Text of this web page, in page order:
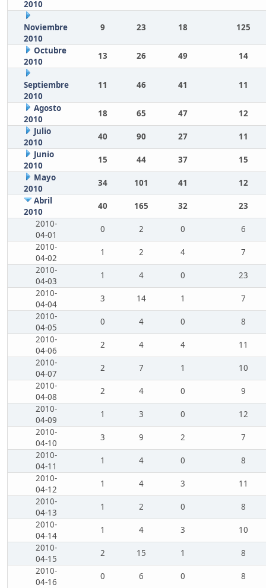
2010
Noviembre
2010
9 23 18 125
Octubre
2010
13 26 49 14
Septiembre
2010
11 46 41 11
Agosto
2010
18 65 47
12
Julio
2010
40 90 27
11
Junio
2010
15 44 37
15
Mayo
2010
34 101 41
12
Abril
2010
40 165 32
23
2010-
04-01
0 2 0
6
2010-
04-02
1 2 4
7
2010-
04-03
1 4 0
23
2010-
04-04
3 14 1
7
2010-
04-05
0 4 0
8
2010-
04-06
2 4 4
11
2010-
04-07
2 7 1
10
2010-
04-08
2 4 0
9
2010-
04-09
1 3 0
12
2010-
04-10
3 9 2
7
2010-
04-11
1 4 0
8
2010-
04-12
1 4 3
11
2010-
04-13
1 2 0
8
2010-
04-14
1 4 3
10
2010-
04-15
2 15 1
8
2010-
04-16
0 6 0
8